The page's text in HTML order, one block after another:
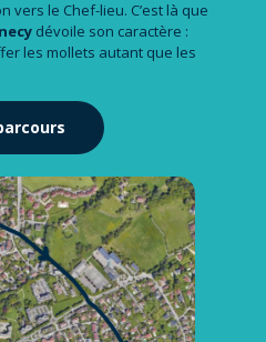
vers le Chef-lieu. C’est là que
dévoile son caractère :
les mollets autant que les